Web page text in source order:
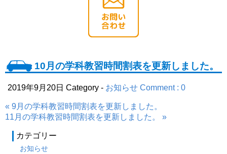
10月の学科教習時間割表を更新しました。
2019年9月20日 Category - お知らせ Comment : 0
« 9月の学科教習時間割表を更新しました。
11月の学科教習時間割表を更新しました。 »
カテゴリー
お知らせ